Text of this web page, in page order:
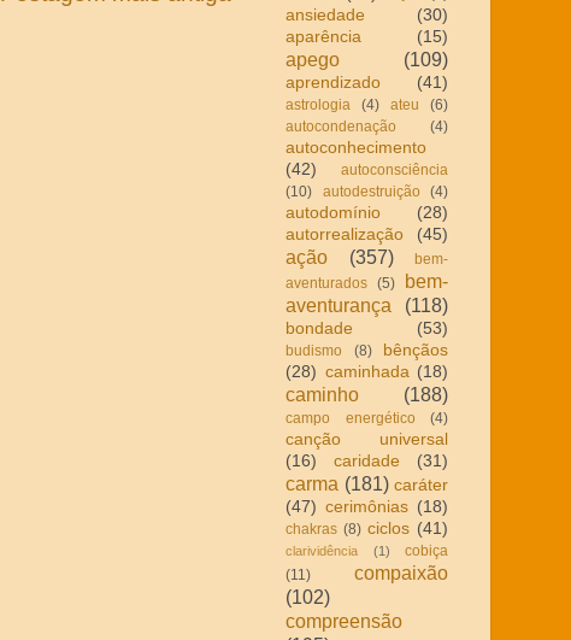
ansiedade
(30)
aparência
(15)
apego (109)
aprendizado (41)
astrologia (4) ateu
(6)
autocondenação
(4)
autoconhecimento
(42)
autoconsciência
(10)
autodestruição (4)
autodomínio
(28)
autorrealização
(45)
ação (357)
bem-
aventurados (5)
bem-
aventurança
(118)
bondade (53)
budismo (8)
bênçãos
(28) caminhada (18)
caminho (188)
campo energético (4)
canção universal
(16)
caridade (31)
carma (181) caráter
(47) cerimônias (18)
chakras (8) ciclos (41)
clarividência (1)
cobiça
(11)
compaixão
(102)
compreensão